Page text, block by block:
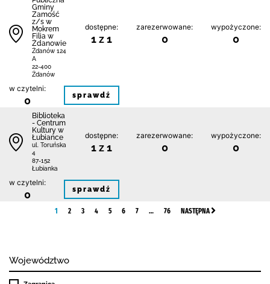
Gminy
Zamość
z/s w
Mokrem
Filia w
Żdanowie
Żdanów 124
A
22-400
Żdanów
dostępne:
1 z 1
zarezerwowane:
0
wypożyczone:
0
w czytelni:
0 sprawdź
Biblioteka
- Centrum
Kultury w
Łubiance
ul. Toruńska
4
87-152
Łubianka
dostępne:
1 z 1
zarezerwowane:
0
wypożyczone:
0
w czytelni:
0 sprawdź
1 2 3 4 5 6 7 … 76 NASTĘPNA
Województwo